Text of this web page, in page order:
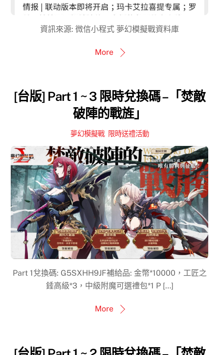
資訊來源: 微信小程式 夢幻模擬戰資料庫
More
[台版] Part 1 ~ 3 限時兌換碼 –「焚敵
破陣的戰旌」
夢幻模擬戰, 限時送禮活動
Part 1兌換碼: G5SXHH9JF補給品: 金幣*10000，工匠之
錘高級*3，中級附魔可選禮包*1 P […]
More